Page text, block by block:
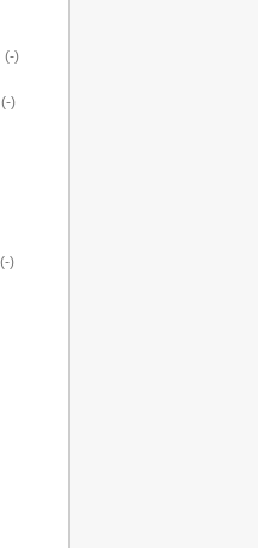
(-)
(-)
(-)